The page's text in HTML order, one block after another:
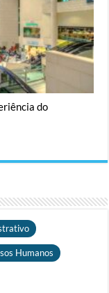
do
Humanos